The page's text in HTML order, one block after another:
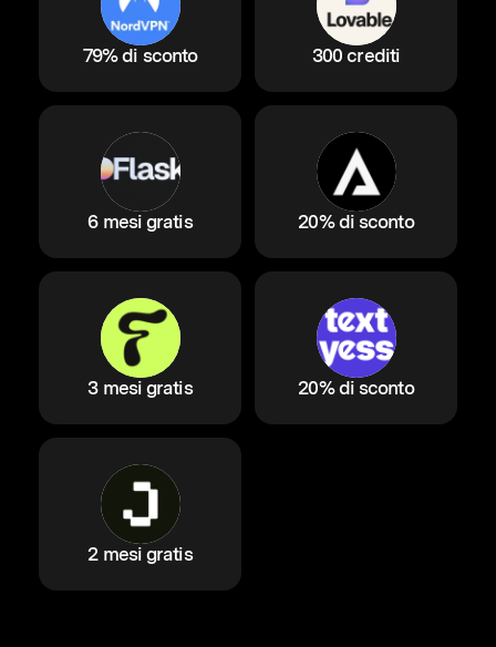
79% di sconto 300 crediti
6 mesi gratis 20% di sconto
3 mesi gratis 20% di sconto
2 mesi gratis